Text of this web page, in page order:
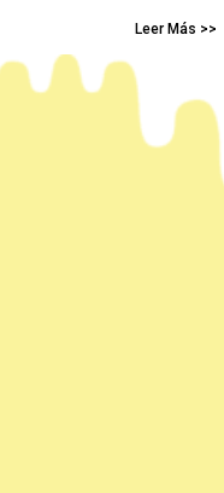
Leer Más >>